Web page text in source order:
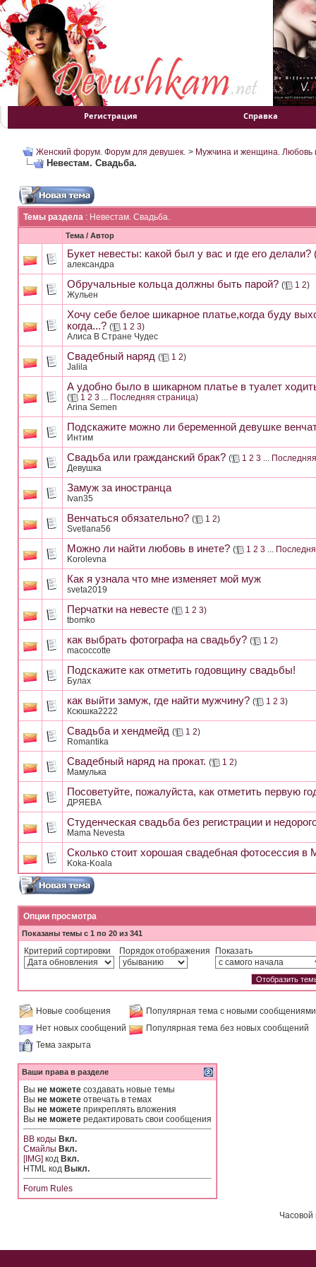
Регистрация Справка
Женский форум. Форум для девушек. > Мужчина и женщина. Любовь
Невестам. Свадьба.
Темы раздела : Невестам. Свадьба.
Тема / Автор
Букет невесты: какой был у вас и где его делали?
александра
Обручальные кольца должны быть парой? ( 1 2)
Жульен
Хочу себе белое шикарное платье,когда буду
когда...? ( 1 2 3)
Алиса В Стране Чудес
Свадебный наряд ( 1 2)
Jalila
А удобно было в шикарном платье в туалет
( 1 2 3 ... Последняя страница)
Arina Semen
Подскажите можно ли беременной девушке
Интим
Свадьба или гражданский брак? ( 1 2 3 ...
Девушка
Замуж за иностранца
Ivan35
Венчаться обязательно? ( 1 2)
Svetlana56
Можно ли найти любовь в инете? ( 1 2 3 ...
Korolevna
Как я узнала что мне изменяет мой муж
sveta2019
Перчатки на невесте ( 1 2 3)
tbomko
как выбрать фотографа на свадьбу? ( 1 2)
macoccotte
Подскажите как отметить годовщину свадьбы!
Булах
как выйти замуж, где найти мужчину? ( 1 2 3)
Ксюшка2222
Свадьба и хендмейд ( 1 2)
Romantika
Свадебный наряд на прокат. ( 1 2)
Мамулька
Посоветуйте, пожалуйста, как отметить первую
ДРЯЕВА
Студенческая свадьба без регистрации и
Mama Nevesta
Сколько стоит хорошая свадебная фотосессия в
Koka-Koala
Опции просмотра
Показаны темы с 1 по 20 из 341
Критерий сортировки Порядок отображения Показать
Новые сообщения
Популярная тема с новыми сообщениями
Нет новых сообщений
Популярная тема без новых сообщений
Тема закрыта
Ваши права в разделе
Вы не можете создавать новые темы
Вы не можете отвечать в темах
Вы не можете прикреплять вложения
Вы не можете редактировать свои сообщения
BB коды Вкл.
Смайлы Вкл.
[IMG] код Вкл.
HTML код Выкл.
Forum Rules
Часовой